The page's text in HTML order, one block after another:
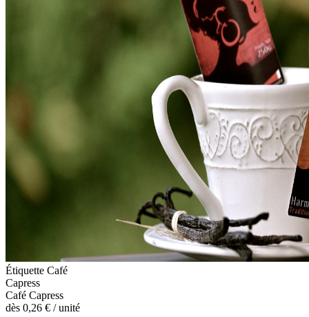
Étiquette Café
Capress
Café Capress
dès 0,26 € / unité